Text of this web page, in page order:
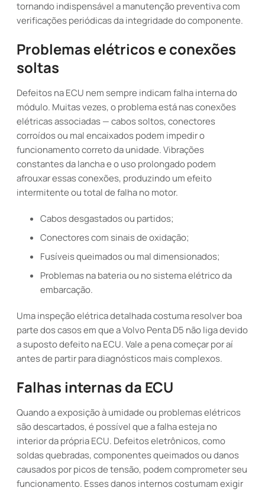
tornando indispensável a manutenção preventiva com
verificações periódicas da integridade do componente.
Problemas elétricos e conexões
soltas
Defeitos na ECU nem sempre indicam falha interna do
módulo. Muitas vezes, o problema está nas conexões
elétricas associadas — cabos soltos, conectores
corroídos ou mal encaixados podem impedir o
funcionamento correto da unidade. Vibrações
constantes da lancha e o uso prolongado podem
afrouxar essas conexões, produzindo um efeito
intermitente ou total de falha no motor.
Cabos desgastados ou partidos;
Conectores com sinais de oxidação;
Fusíveis queimados ou mal dimensionados;
Problemas na bateria ou no sistema elétrico da
embarcação.
Uma inspeção elétrica detalhada costuma resolver boa
parte dos casos em que a Volvo Penta D5 não liga devido
a suposto defeito na ECU. Vale a pena começar por aí
antes de partir para diagnósticos mais complexos.
Falhas internas da ECU
Quando a exposição à umidade ou problemas elétricos
são descartados, é possível que a falha esteja no
interior da própria ECU. Defeitos eletrônicos, como
soldas quebradas, componentes queimados ou danos
causados por picos de tensão, podem comprometer seu
funcionamento. Esses danos internos costumam exigir